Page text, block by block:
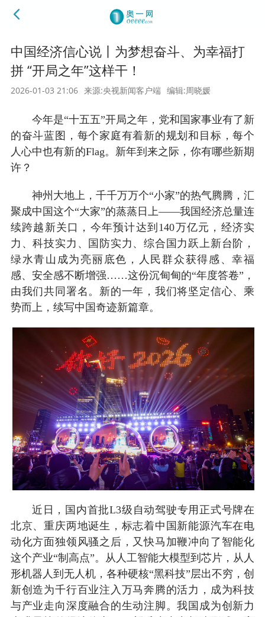
中国经济信心说丨为梦想奋斗、为幸福打
拼 “开局之年”这样干！
2026-01-03 21:06 来源:央视新闻客户端 编辑:周晓媛
今年是“十五五”开局之年，党和国家事业有了新
的奋斗蓝图，每个家庭有着新的规划和目标，每个
人心中也有新的Flag。新年到来之际，你有哪些新期
许？
神州大地上，千千万万个“小家”的热气腾腾，汇
聚成中国这个“大家”的蒸蒸日上——我国经济总量连
续跨越新关口，今年预计达到140万亿元，经济实
力、科技实力、国防实力、综合国力跃上新台阶，
绿水青山成为亮丽底色，人民群众获得感、幸福
感、安全感不断增强……这份沉甸甸的“年度答卷”，
由我们共同署名。新的一年，我们将坚定信心、乘
势而上，续写中国奇迹新篇章。
近日，国内首批L3级自动驾驶专用正式号牌在
北京、重庆两地诞生，标志着中国新能源汽车在电
动化方面独领风骚之后，又快马加鞭冲向了智能化
这个产业“制高点”。从人工智能大模型到芯片，从人
形机器人到无人机，各种硬核“黑科技”层出不穷，创
新创造为千行百业注入万马奔腾的活力，成为科技
与产业走向深度融合的生动注脚。我国成为创新力